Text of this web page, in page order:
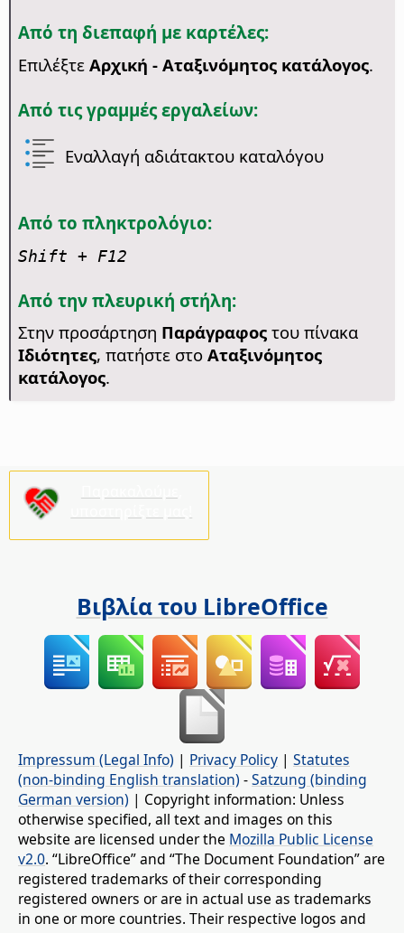
Από τη διεπαφή με καρτέλες:
Επιλέξτε Αρχική - Αταξινόμητος κατάλογος.
Από τις γραμμές εργαλείων:
Εναλλαγή αδιάτακτου καταλόγου
Από το πληκτρολόγιο:
Shift + F12
Από την πλευρική στήλη:
Στην προσάρτηση Παράγραφοςτου πίνακα
Ιδιότητες, πατήστε στο Αταξινόμητος
κατάλογος.
Βιβλία του LibreOffice
Impressum (Legal Info) | Privacy Policy | Statutes
(non-binding English translation) -Satzung (binding
German version) | Copyright information: Unless
otherwise specified, all text and images on this
website are licensed under the Mozilla Public License
v2.0. “LibreOffice” and “The Document Foundation” are
registered trademarks of their corresponding
registered owners or are in actual use as trademarks
in one or more countries. Their respective logos and